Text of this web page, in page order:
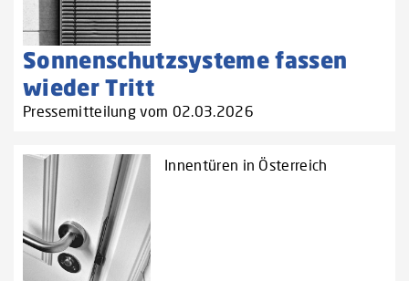
Sonnenschutzsysteme fassen
wieder Tritt
Pressemitteilung vom 02.03.2026
Innentüren in Österreich